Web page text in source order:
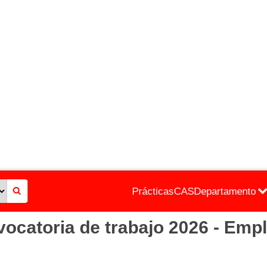
PrácticasCASDepartamento
de trabajo 2026 -